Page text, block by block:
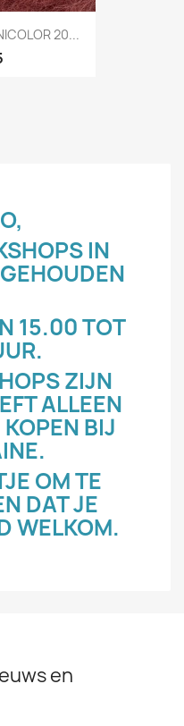
20...
IN
15.00 TOT
ZIJN
ALLEEN
BIJ
OM TE
DAT JE
WELKOM.
en